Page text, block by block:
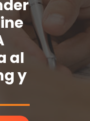
al
y